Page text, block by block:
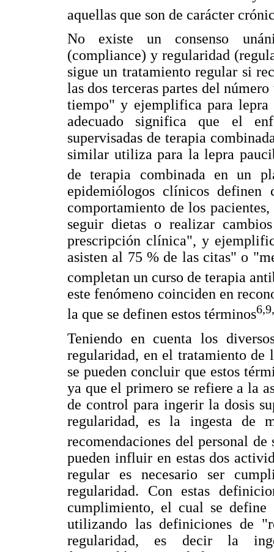
aquellas que son de carácter
No existe un consenso
(compliance) y regularidad
sigue un tratamiento regular si
las dos terceras partes del
tiempo" y ejemplifica para
adecuado significa que el
supervisadas de terapia
similar utiliza para la lepra
de terapia combinada en un
epidemiólogos clínicos
comportamiento de los
seguir dietas o realizar
prescripción clínica", y
asisten al 75 % de las citas" o
completan un curso de terapia
este fenómeno coinciden en
la que se definen estos términos
Teniendo en cuenta los
regularidad, en el tratamiento
se pueden concluir que estos
ya que el primero se refiere a la
de control para ingerir la dosis
regularidad, es la ingesta de
recomendaciones del personal de
pueden influir en estas dos
regular es necesario ser
regularidad. Con estas
cumplimiento, el cual se define
utilizando las definiciones de
regularidad, es decir la